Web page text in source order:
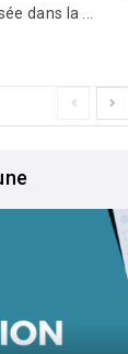
dans la ...